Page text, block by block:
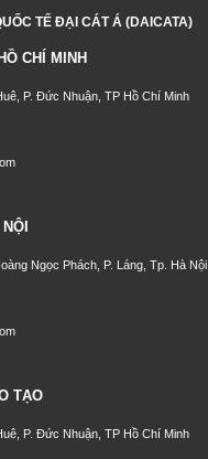
TẾ ĐẠI CÁT Á (DAICATA)
CHÍ MINH
P. Đức Nhuận, TP Hồ Chí Minh
Ngọc Phách, P. Láng, Tp. Hà Nội
TẠO
P. Đức Nhuận, TP Hồ Chí Minh